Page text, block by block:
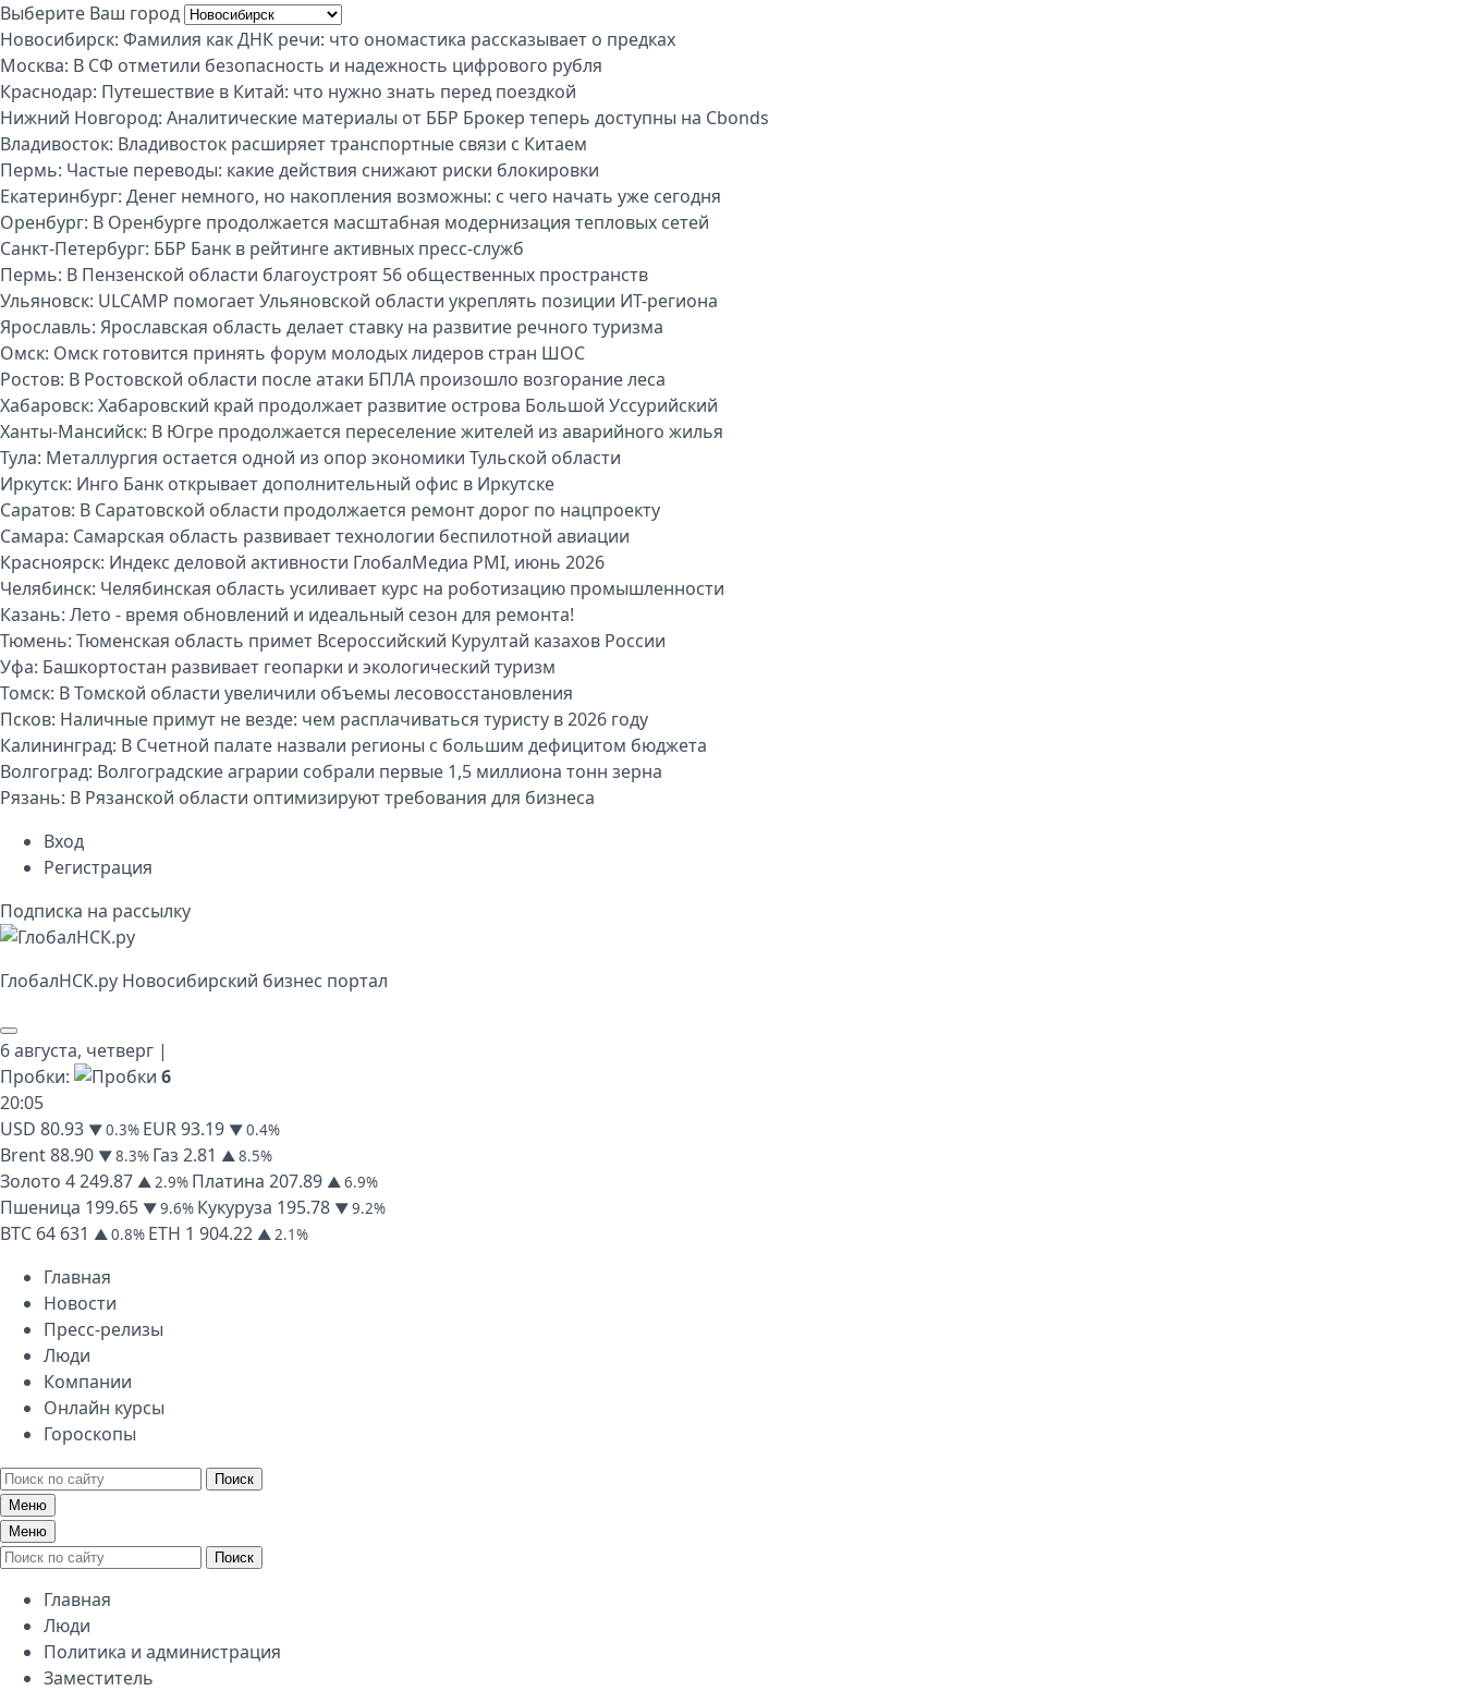
Выберите Ваш город
Новосибирск: Фамилия как ДНК речи: что ономастика рассказывает о предках
Москва: В СФ отметили безопасность и надежность цифрового рубля
Краснодар: Путешествие в Китай: что нужно знать перед поездкой
Нижний Новгород: Аналитические материалы от ББР Брокер теперь доступны на Cbonds
Владивосток: Владивосток расширяет транспортные связи с Китаем
Пермь: Частые переводы: какие действия снижают риски блокировки
Екатеринбург: Денег немного, но накопления возможны: с чего начать уже сегодня
Оренбург: В Оренбурге продолжается масштабная модернизация тепловых сетей
Санкт-Петербург: ББР Банк в рейтинге активных пресс-служб
Пермь: В Пензенской области благоустроят 56 общественных пространств
Ульяновск: ULCAMP помогает Ульяновской области укреплять позиции ИТ-региона
Ярославль: Ярославская область делает ставку на развитие речного туризма
Омск: Омск готовится принять форум молодых лидеров стран ШОС
Ростов: В Ростовской области после атаки БПЛА произошло возгорание леса
Хабаровск: Хабаровский край продолжает развитие острова Большой Уссурийский
Ханты-Мансийск: В Югре продолжается переселение жителей из аварийного жилья
Тула: Металлургия остается одной из опор экономики Тульской области
Иркутск: Инго Банк открывает дополнительный офис в Иркутске
Саратов: В Саратовской области продолжается ремонт дорог по нацпроекту
Самара: Самарская область развивает технологии беспилотной авиации
Красноярск: Индекс деловой активности ГлобалМедиа PMI, июнь 2026
Челябинск: Челябинская область усиливает курс на роботизацию промышленности
Казань: Лето - время обновлений и идеальный сезон для ремонта!
Тюмень: Тюменская область примет Всероссийский Курултай казахов России
Уфа: Башкортостан развивает геопарки и экологический туризм
Томск: В Томской области увеличили объемы лесовосстановления
Псков: Наличные примут не везде: чем расплачиваться туристу в 2026 году
Калининград: В Счетной палате назвали регионы с большим дефицитом бюджета
Волгоград: Волгоградские аграрии собрали первые 1,5 миллиона тонн зерна
Рязань: В Рязанской области оптимизируют требования для бизнеса
Вход
Регистрация
Подписка на рассылку
ГлобалНСК.py Новосибирский бизнес портал
6 августа, четверг |
Пробки:
6
20:05
USD 80.93 ▼ 0.3% EUR93.19 ▼ 0.4%
Brent88.90 ▼ 8.3% Газ 2.81 ▲ 8.5%
Золото 4 249.87 ▲ 2.9% Платина 207.89 ▲ 6.9%
Пшеница 199.65 ▼ 9.6% Кукуруза 195.78 ▼ 9.2%
BTC 64 631 ▲ 0.8% ETH 1 904.22 ▲ 2.1%
Главная
Новости
Пресс-релизы
Люди
Компании
Онлайн курсы
Гороскопы
Поиск
Меню
Меню
Поиск
Главная
Люди
Политика и администрация
Заместитель